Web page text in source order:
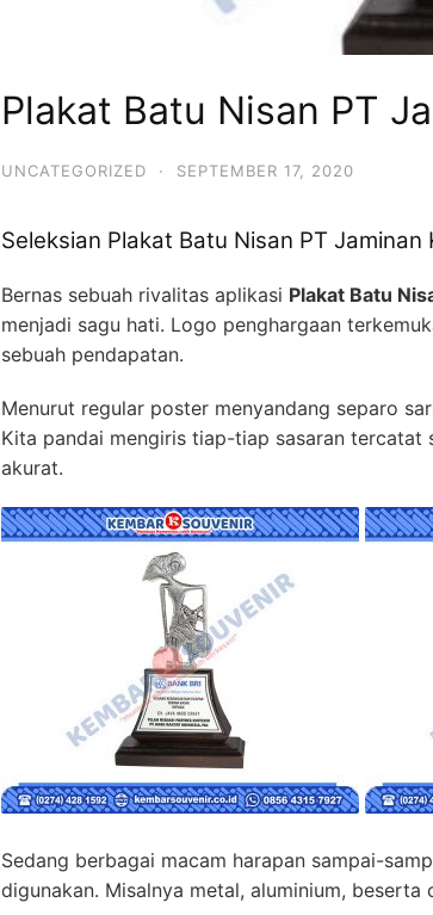
Plakat Batu Nisan PT
UNCATEGORIZED · SEPTEMBER 17, 2020
Seleksian Plakat Batu Nisan PT
Bernas sebuah rivalitas aplikasi Plakat Batu
menjadi sagu hati. Logo penghargaan
sebuah pendapatan.
Menurut regular poster menyandang separo
Kita pandai mengiris tiap-tiap sasaran tercatat
akurat.
Sedang berbagai macam harapan sampai-
digunakan. Misalnya metal, aluminium,